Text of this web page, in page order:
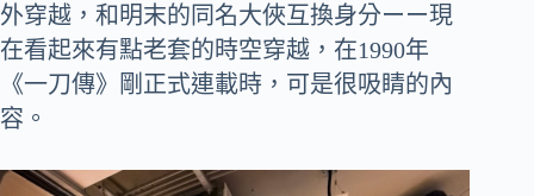
外穿越，和明末的同名大俠互換身分ーー現
在看起來有點老套的時空穿越，在1990年
《一刀傳》剛正式連載時，可是很吸睛的內
容。